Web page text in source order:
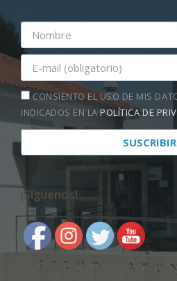
CONSIENTO EL USO DE MIS
INDICADOS EN LAPOLÍTICA DE
¡Síguenos!